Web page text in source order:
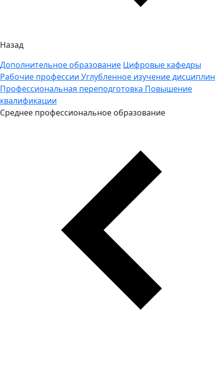
Назад
Дополнительное образование Цифровые кафедры
Рабочие профессии Углубленное изучение дисциплин
Профессиональная переподготовка Повышение
квалификации
Среднее профессиональное образование